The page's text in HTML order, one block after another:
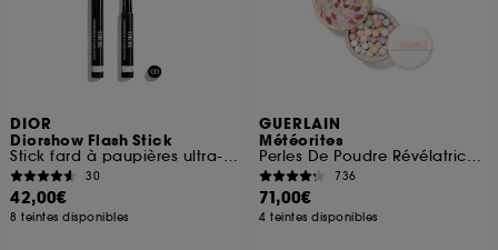
DIOR
Diorshow Flash Stick
Stick fard à paupières ultra-fondant waterproof
30
42,00€
8 teintes disponibles
GUERLAIN
Météorites
Perles De Poudre Révélatrices De Lumière
736
71,00€
4 teintes disponibles